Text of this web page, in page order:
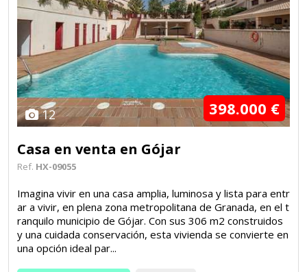
12 398.000 €
Casa en venta en Gójar
Ref. HX-09055
Imagina vivir en una casa amplia, luminosa y lista para entr
ar a vivir, en plena zona metropolitana de Granada, en el t
ranquilo municipio de Gójar. Con sus 306 m2 construidos
y una cuidada conservación, esta vivienda se convierte en
una opción ideal par...